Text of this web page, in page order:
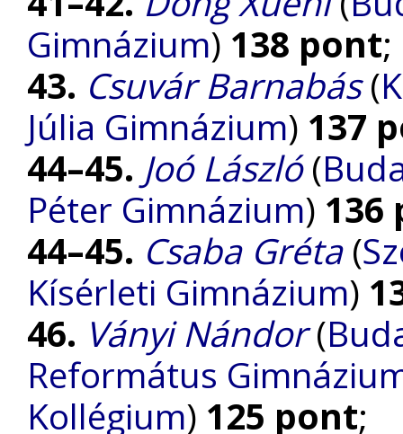
Gimnázium) 138 pont;
43. Csuvár Barnabás(
Júlia Gimnázium) 137
44–45. Joó László(
Péter Gimnázium) 136
44–45. Csaba Gréta(
Kísérleti Gimnázium)
46. Ványi Nándor(
Református
Kollégium) 125 pont;